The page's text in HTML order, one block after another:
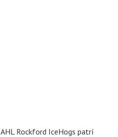
Rockford IceHogs patrí